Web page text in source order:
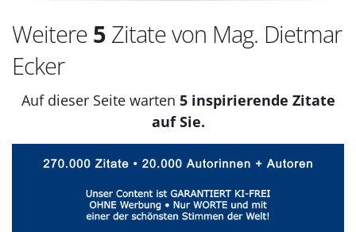
Weitere 5 Zitate von Mag. Dietmar
Ecker
Auf dieser Seite warten 5 inspirierende Zitate
auf Sie.